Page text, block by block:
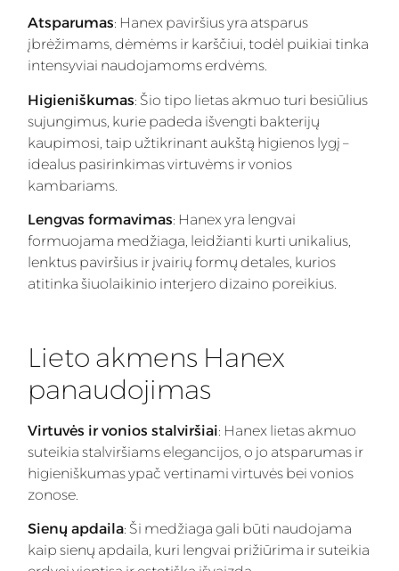
Atsparumas: Hanex paviršius yra atsparus
įbrėžimams, dėmėms ir karščiui, todėl puikiai tinka
intensyviai naudojamoms erdvėms.
Higieniškumas: Šio tipo lietas akmuo turi besiūlius
sujungimus, kurie padeda išvengti bakterijų
kaupimosi, taip užtikrinant aukštą higienos lygį –
idealus pasirinkimas virtuvėms ir vonios
kambariams.
Lengvas formavimas: Hanex yra lengvai
formuojama medžiaga, leidžianti kurti unikalius,
lenktus paviršius ir įvairių formų detales, kurios
atitinka šiuolaikinio interjero dizaino poreikius.
Lieto akmens Hanex
panaudojimas
Virtuvės ir vonios stalviršiai: Hanex lietas akmuo
suteikia stalviršiams elegancijos, o jo atsparumas ir
higieniškumas ypač vertinami virtuvės bei vonios
zonose.
Sienų apdaila: Ši medžiaga gali būti naudojama
kaip sienų apdaila, kuri lengvai prižiūrima ir suteikia